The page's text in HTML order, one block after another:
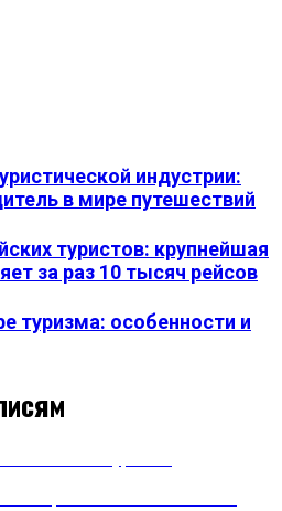
индустрии:
в мире путешествий
туристов: крупнейшая
за раз 10 тысяч рейсов
туризма: особенности и